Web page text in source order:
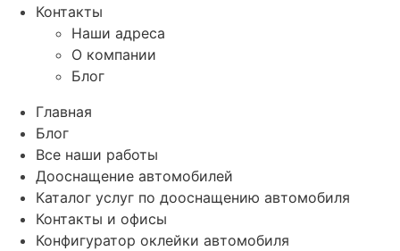
Контакты
Наши адреса
О компании
Блог
Главная
Блог
Все наши работы
Дооснащение автомобилей
Каталог услуг по дооснащению автомобиля
Контакты и офисы
Конфигуратор оклейки автомобиля